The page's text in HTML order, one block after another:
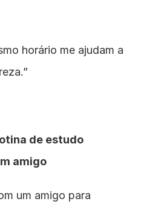
horário me ajudam a
de estudo
amigo
um amigo para